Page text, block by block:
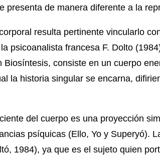
presenta de manera diferente a la
resulta pertinente vincularlo
psicoanalista francesa F. Dolto
consiste en un cuerpo
la historia singular se encarna,
del cuerpo es una proyección
psíquicas (Ello, Yo y Superyó).
1984), ya que es el sujeto quien